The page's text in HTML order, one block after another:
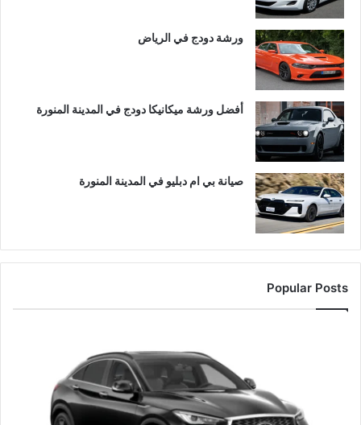
ورشة دودج في الرياض
أفضل ورشة ميكانيكا دودج في المدينة المنورة
صيانة بي ام دبليو في المدينة المنورة
Popular Posts